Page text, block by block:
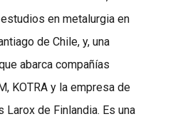
en metalurgia en
de Chile, y, una
abarca compañías
KOTRA y la empresa de
de Finlandia. Es una